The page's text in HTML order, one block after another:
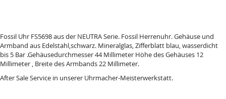
Fossil Uhr FS5698 aus der NEUTRA Serie. Fossil Herrenuhr. Gehäuse und
Armband aus Edelstahl,schwarz. Mineralglas, Zifferblatt blau, wasserdicht
bis 5 Bar .Gehäusedurchmesser 44 Millimeter Höhe des Gehäuses 12
Millimeter , Breite des Armbands 22 Millimeter.
After Sale Service in unserer Uhrmacher-Meisterwerkstatt.